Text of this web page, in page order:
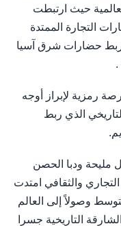
حيث ارتبطت
التجارة الممتدة
ربط حضارات شرق آسيا
.
رمزية لإبراز أوجه
الذي ربط
مليحة ودبا الحصن
والثقافي امتدت
وصولاً إلى العالم
التاريخية جسرا